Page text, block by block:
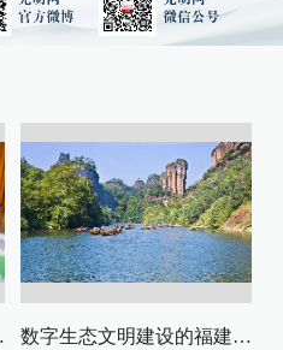
级 数字生态文明建设的福建路径与启示